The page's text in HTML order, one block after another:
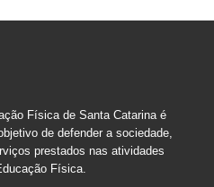
Física de Santa Catarina é
de defender a sociedade,
prestados nas atividades
Física.